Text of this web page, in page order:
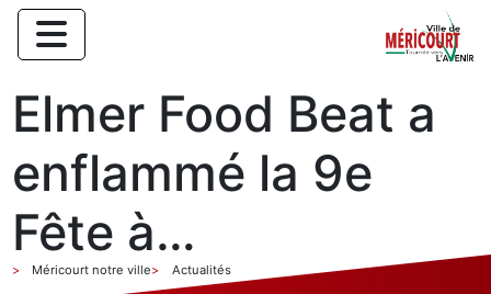
Elmer Food Beat a
enflammé la 9e
Fête à…
Méricourt notre ville Actualités